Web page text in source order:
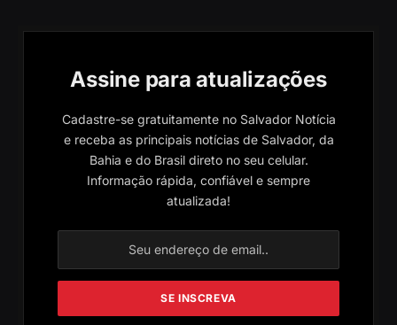
Assine para atualizações
Cadastre-se gratuitamente no Salvador Notícia
e receba as principais notícias de Salvador, da
Bahia e do Brasil direto no seu celular.
Informação rápida, confiável e sempre
atualizada!